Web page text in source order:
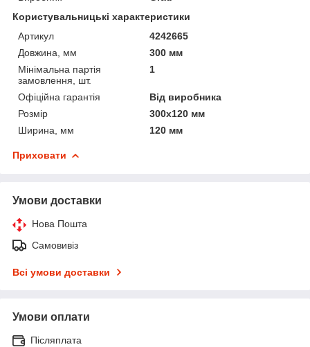
Користувальницькі характеристики
Артикул
4242665
Довжина, мм
300 мм
Мінімальна партія
замовлення, шт.
1
Офіційна гарантія
Від виробника
Розмір
300x120 мм
Ширина, мм
120 мм
Приховати
Умови доставки
Нова Пошта
Самовивіз
Всі умови доставки
Умови оплати
Післяплата